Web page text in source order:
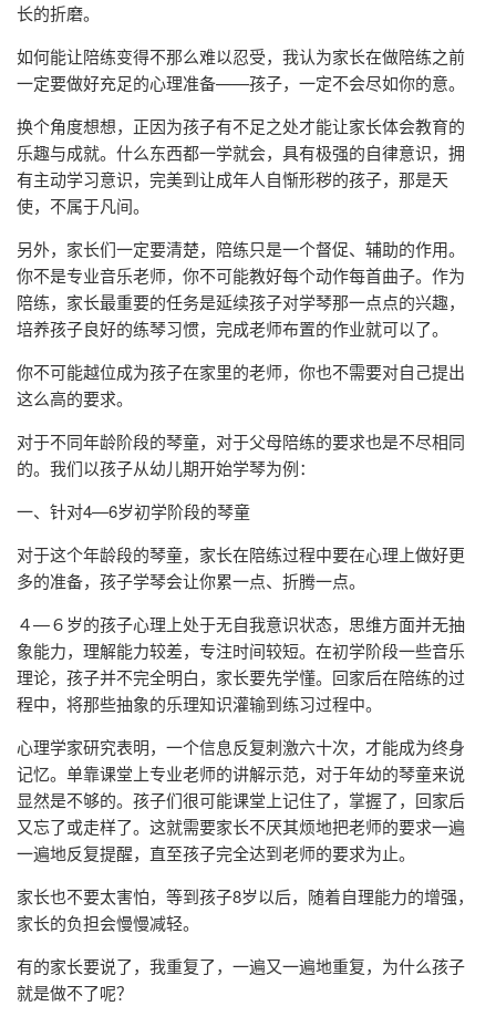
长的折磨。
如何能让陪练变得不那么难以忍受，我认为家长在做陪练之前
一定要做好充足的心理准备——孩子，一定不会尽如你的意。
换个角度想想，正因为孩子有不足之处才能让家长体会教育的
乐趣与成就。什么东西都一学就会，具有极强的自律意识，拥
有主动学习意识，完美到让成年人自惭形秽的孩子，那是天
使，不属于凡间。
另外，家长们一定要清楚，陪练只是一个督促、辅助的作用。
你不是专业音乐老师，你不可能教好每个动作每首曲子。作为
陪练，家长最重要的任务是延续孩子对学琴那一点点的兴趣，
培养孩子良好的练琴习惯，完成老师布置的作业就可以了。
你不可能越位成为孩子在家里的老师，你也不需要对自己提出
这么高的要求。
对于不同年龄阶段的琴童，对于父母陪练的要求也是不尽相同
的。我们以孩子从幼儿期开始学琴为例：
一、针对4—6岁初学阶段的琴童
对于这个年龄段的琴童，家长在陪练过程中要在心理上做好更
多的准备，孩子学琴会让你累一点、折腾一点。
４—６岁的孩子心理上处于无自我意识状态，思维方面并无抽
象能力，理解能力较差，专注时间较短。在初学阶段一些音乐
理论，孩子并不完全明白，家长要先学懂。回家后在陪练的过
程中，将那些抽象的乐理知识灌输到练习过程中。
心理学家研究表明，一个信息反复刺激六十次，才能成为终身
记忆。单靠课堂上专业老师的讲解示范，对于年幼的琴童来说
显然是不够的。孩子们很可能课堂上记住了，掌握了，回家后
又忘了或走样了。这就需要家长不厌其烦地把老师的要求一遍
一遍地反复提醒，直至孩子完全达到老师的要求为止。
家长也不要太害怕，等到孩子8岁以后，随着自理能力的增强，
家长的负担会慢慢减轻。
有的家长要说了，我重复了，一遍又一遍地重复，为什么孩子
就是做不了呢？